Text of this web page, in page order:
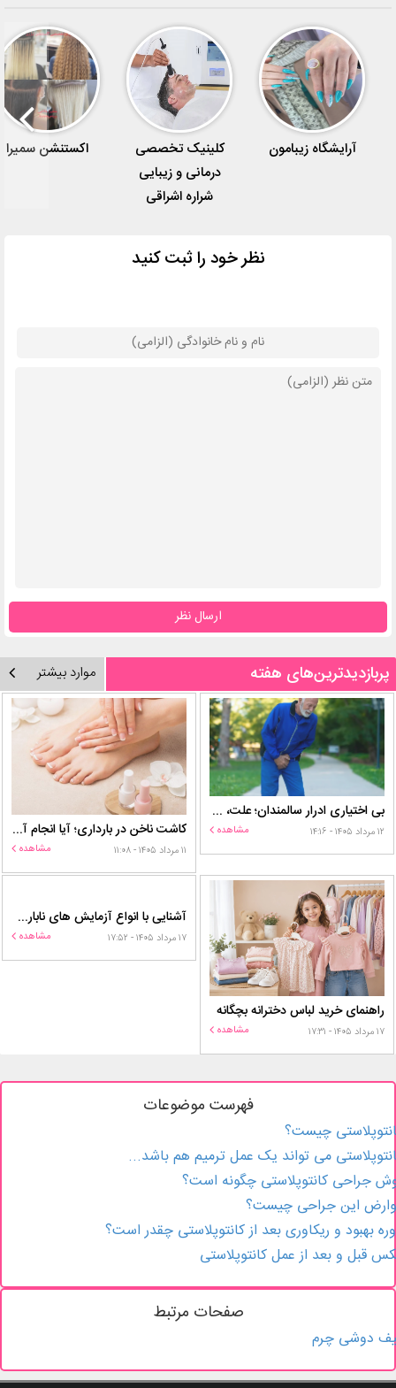
آرایشگاه زیبامون
کلینیک‌ تخصصی
درمانی و زیبایی
شراره اشراقی
اکستنشن سمیرا
نظر خود را ثبت کنید
ارسال نظر
پربازدیدترین‌های هفته موارد بیشتر
بی اختیاری ادرار سالمندان؛ علت، درمان و روش‌های کنترل در منزل
۱۲ مرداد ۱۴۰۵ - ۱۴:۱۶ مشاهده کاشت ناخن در بارداری؛ آیا انجام آن برای مادر و جنین خطر دارد؟
۱۱ مرداد ۱۴۰۵ - ۱۱:۰۸ مشاهده
راهنمای خرید لباس دخترانه بچگانه
۱۷ مرداد ۱۴۰۵ - ۱۷:۳۱ مشاهده
آشنایی با انواع آزمایش های ناباروری
۱۷ مرداد ۱۴۰۵ - ۱۷:۵۲ مشاهده
فهرست موضوعات
چیست؟
می تواند یک عمل ترمیم هم باشد...
جراحی کانتوپلاستی چگونه است؟
این جراحی چیست؟
بهبود و ریکاوری بعد از کانتوپلاستی چقدر است؟
قبل و بعد از عمل کانتوپلاستی
صفحات مرتبط
دوشی چرم